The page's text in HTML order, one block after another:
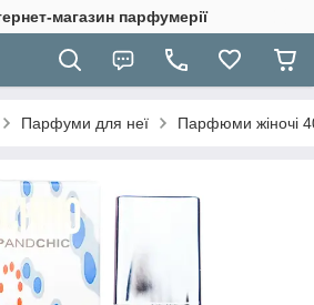
магазин парфумерії
Парфуми для неї Парфюми жіночі